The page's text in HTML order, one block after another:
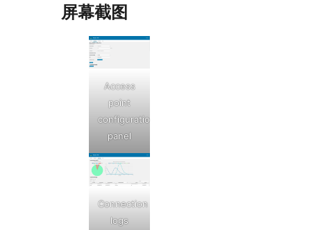
屏幕截图
Access
point
configuration
panel
Connection
logs